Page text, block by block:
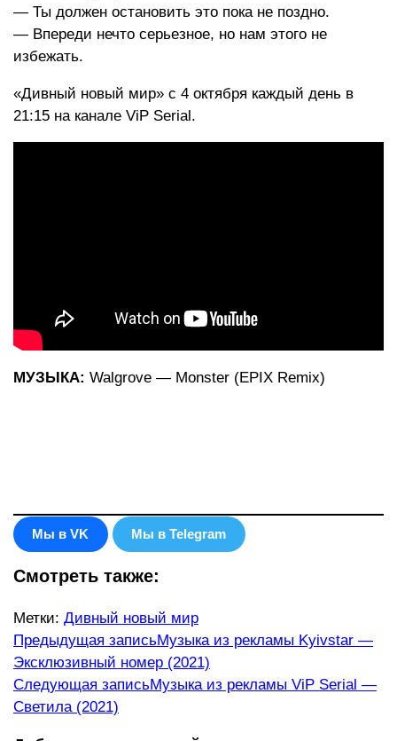
— Ты должен остановить это пока не поздно.
— Впереди нечто серьезное, но нам этого не
избежать.
«Дивный новый мир» с 4 октября каждый день в
21:15 на канале ViP Serial.
МУЗЫКА: Walgrove — Monster (EPIX Remix)
Мы в VK Мы в Telegram
Смотреть также:
Метки: Дивный новый мир
Еще
статьи
Предыдущая записьМузыка из рекламы Kyivstar —
Эксклюзивный номер (2021)
Следующая записьМузыка из рекламы ViP Serial —
Светила (2021)